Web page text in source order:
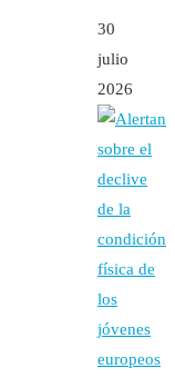
30
julio
2026